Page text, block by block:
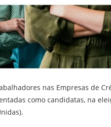
nas Empresas de
como candidatas, na